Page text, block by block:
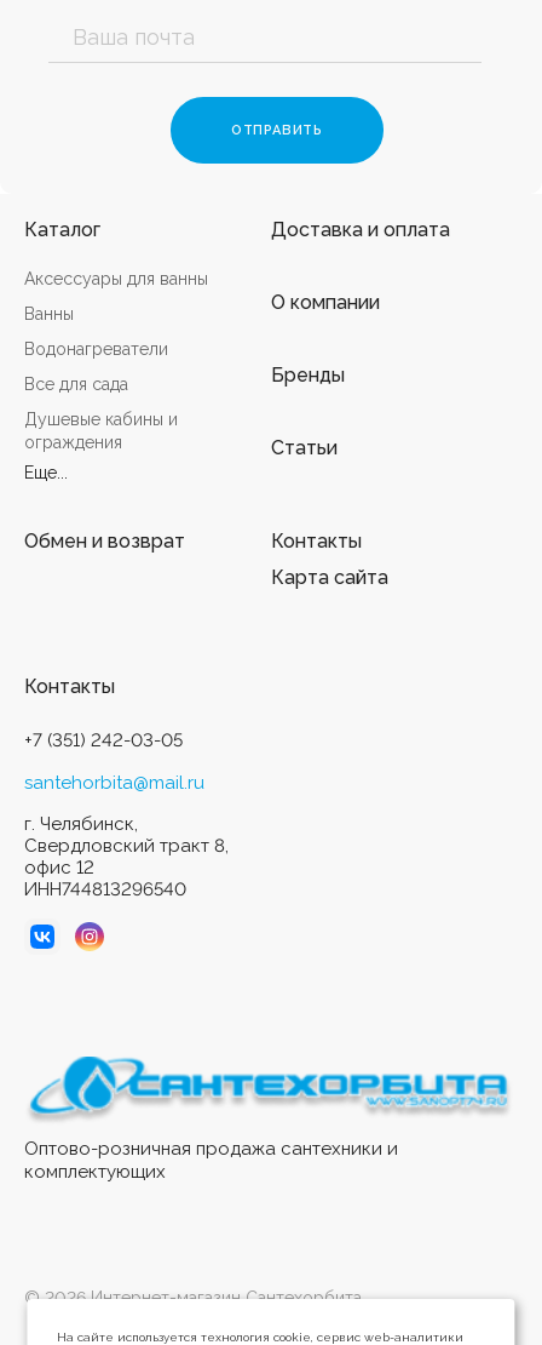
Оптово-розничная продажа сантехники и
комплектующих
Каталог
Аксессуары для ванны
Ванны
Водонагреватели
Все для сада
Душевые кабины и
ограждения
Еще...
Доставка и оплата
О компании
Бренды
Статьи
Обмен и возврат
Контакты
Карта сайта
Контакты
+7 (351) 242-03-05
santehorbita@mail.ru
г. Челябинск,
Свердловский тракт 8,
офис 12
ИНН744813296540
© 2026 Интернет-магазин Сантехорбита
На сайте используется технология cookie, сервис web-аналитики